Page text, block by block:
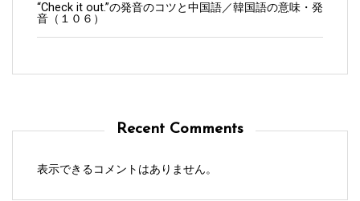
“Check it out.”の発音のコツと中国語／韓国語の意味・発
音（１０６）
Recent Comments
表示できるコメントはありません。